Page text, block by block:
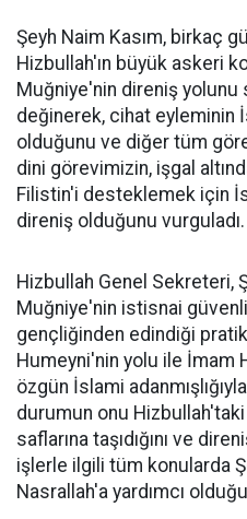
Şeyh Naim Kasım, birkaç
Hizbullah'ın büyük askeri
Muğniye'nin direniş yolunu
değinerek, cihat eyleminin
olduğunu ve diğer tüm
dini görevimizin, işgal
Filistin'i desteklemek için
direniş olduğunu vurguladı.
Hizbullah Genel Sekreteri,
Muğniye'nin istisnai
gençliğinden edindiği
Humeyni'nin yolu ile İmam
özgün İslami
durumun onu
saflarına taşıdığını ve
işlerle ilgili tüm konularda
Nasrallah'a yardımcı